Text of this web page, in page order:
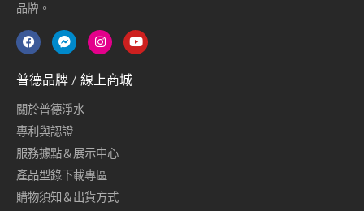
品牌。
普德品牌 / 線上商城
關於普德淨水
專利與認證
服務據點＆展示中心
產品型錄下載專區
購物須知＆出貨方式